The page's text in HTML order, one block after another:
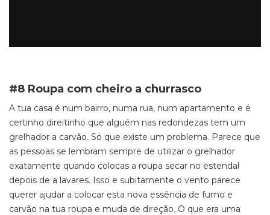
#8 Roupa com cheiro a churrasco
A tua casa é num bairro, numa rua, num apartamento e é
certinho direitinho que alguém nas redondezas tem um
grelhador a carvão. Só que existe um problema. Parece que
as pessoas se lembram sempre de utilizar o grelhador
exatamente quando colocas a roupa secar no estendal
depois de a lavares. Isso e subitamente o vento parece
querer ajudar a colocar esta nova essência de fumo e
carvão na tua roupa e muda de direção. O que era uma